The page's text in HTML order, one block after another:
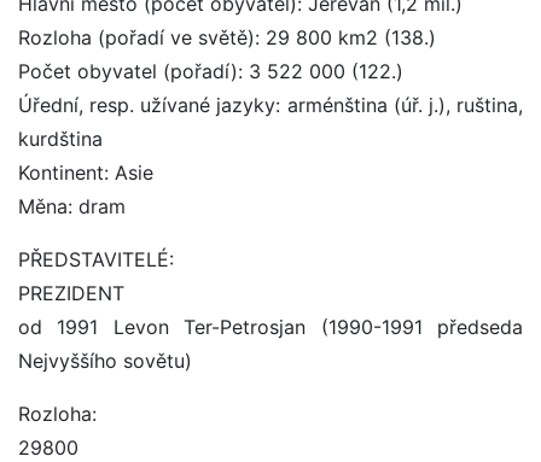
Rozloha (pořadí ve světě): 29 800 km2 (138.)
Počet obyvatel (pořadí): 3 522 000 (122.)
Úřední, resp. užívané jazyky: arménština (úř. j.), ruština,
kurdština
Kontinent: Asie
Měna: dram
PŘEDSTAVITELÉ:
PREZIDENT
od 1991 Levon Ter-Petrosjan (1990-1991 předseda
Nejvyššího sovětu)
Rozloha:
29800